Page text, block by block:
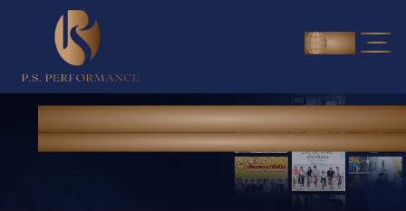
ENG
NEWS & PORTFOLIO
> News & Portfolio